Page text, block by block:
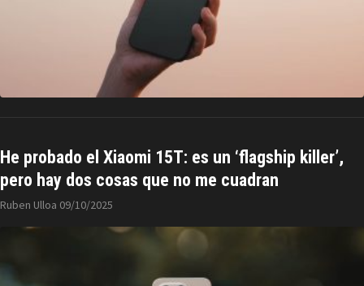
He probado el Xiaomi 15T: es un ‘flagship killer’,
pero hay dos cosas que no me cuadran
Ruben Ulloa 09/10/2025